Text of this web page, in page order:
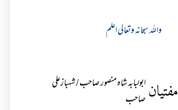
واللہ سبحانہ وتعالی اعلم
مفتیانابولبابہ شاہ منصور صاحب / شہبازعلی
صاحب